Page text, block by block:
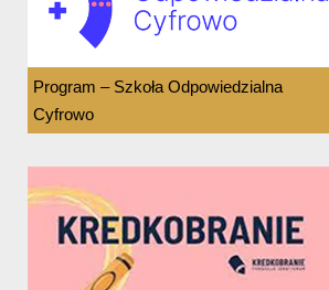
Program – Szkoła Odpowiedzialna
Cyfrowo